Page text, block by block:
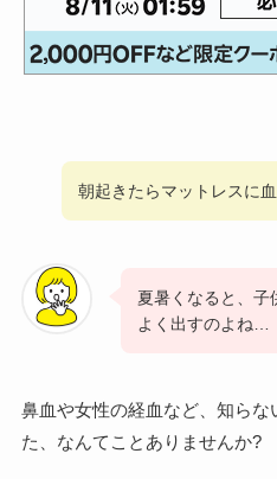
朝起きたらマットレスに
夏暑くなると、子
よく出すのよね…
鼻血や女性の経血など、知ら
た、なんてことありませんか?